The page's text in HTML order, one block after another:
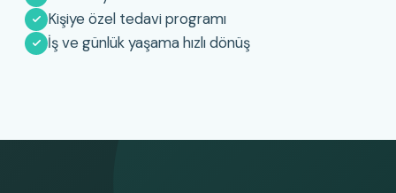
Kişiye özel tedavi programı
İş ve günlük yaşama hızlı dönüş